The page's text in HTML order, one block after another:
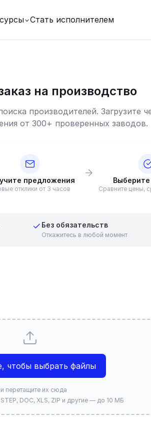
Стать исполнителем
на производство
производителей. Загрузите
от 300+ проверенных заводов.
предложения
отклики от 3 часов Сравните цены,
Без обязательств
Откажитесь в любой момент
чтобы выбрать файлы
перетащите их сюда
STEP, DOC, XLS, ZIP и другие — до 10 МБ